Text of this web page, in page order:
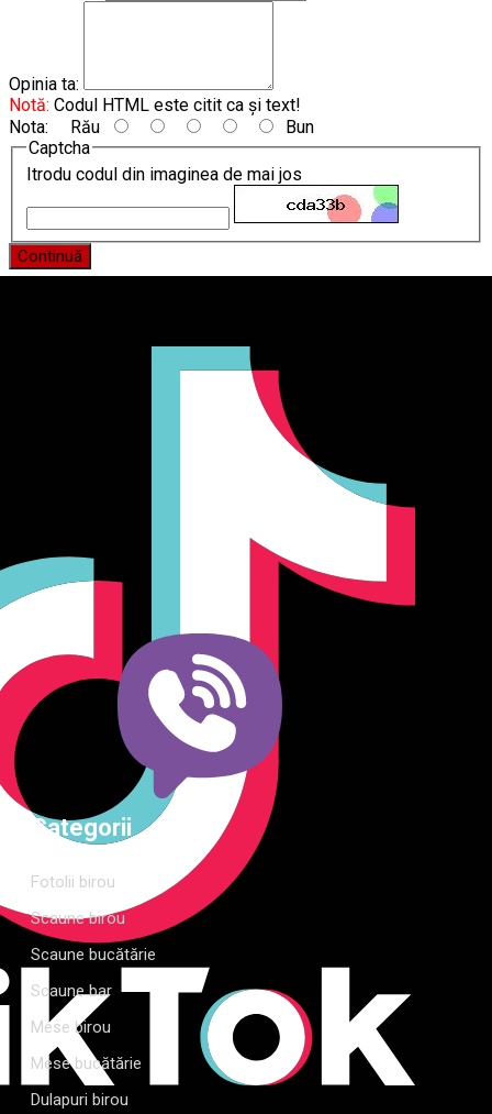
Opinia ta:
Notă: Codul HTML este citit ca şi text!
Nota: Rău
Bun
Captcha
Itrodu codul din imaginea de mai jos
Continuă
Producător și importator de mobilier în Chișinău. Descoperă
dormitor și grădină. Calitate, funcționalitate și design
modern pentru orice spațiu.Îți punem la dispoziție soluții
complete de amenajare direct de la producător, cu garanție
extinsă și consultanță gratuită pentru proiectul tău
Categorii
Fotolii birou
Scaune birou
Scaune bucătărie
Scaune bar
Mese birou
Mese bucătărie
Dulapuri birou